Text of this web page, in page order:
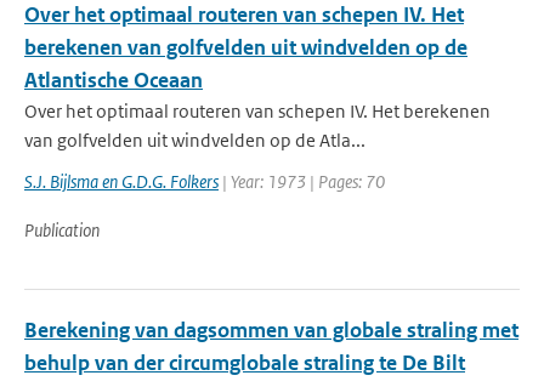
Over het optimaal routeren van schepen IV. Het
berekenen van golfvelden uit windvelden op de
Atlantische Oceaan
Over het optimaal routeren van schepen IV. Het berekenen
van golfvelden uit windvelden op de Atla...
S.J. Bijlsma en G.D.G. Folkers | Year: 1973 | Pages: 70
Publication
Berekening van dagsommen van globale straling met
behulp van der circumglobale straling te De Bilt